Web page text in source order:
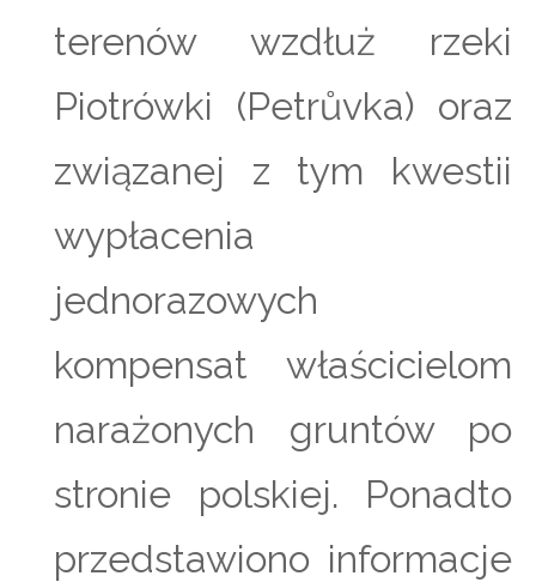
terenów wzdłuż rzeki
Piotrówki (Petrůvka) oraz
związanej z tym kwestii
wypłacenia
jednorazowych
kompensat właścicielom
narażonych gruntów po
stronie polskiej. Ponadto
przedstawiono informacje